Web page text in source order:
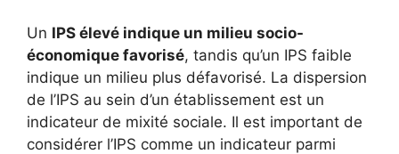
Un IPS élevé indique un milieu socio-
économique favorisé, tandis qu’un IPS faible
indique un milieu plus défavorisé. La dispersion
de l’IPS au sein d’un établissement est un
indicateur de mixité sociale. Il est important de
considérer l’IPS comme un indicateur parmi